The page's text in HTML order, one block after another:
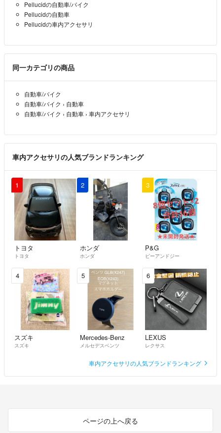
Pellucidの自動車/バイク
Pellucidの自動車
Pellucidの車内アクセサリ
同一カテゴリの商品
自動車/バイク
自動車/バイク › 自動車
自動車/バイク › 自動車 › 車内アクセサリ
車内アクセサリの人気ブランドランキング
1
トヨタ
トヨタ
2
ホンダ
ホンダ
3
P&G
ピーアンドジー
4
スズキ
スズキ
5
Mercedes-Benz
メルセデスベンツ
6
LEXUS
レクサス
車内アクセサリの人気ブランドランキング
ページの上へ戻る